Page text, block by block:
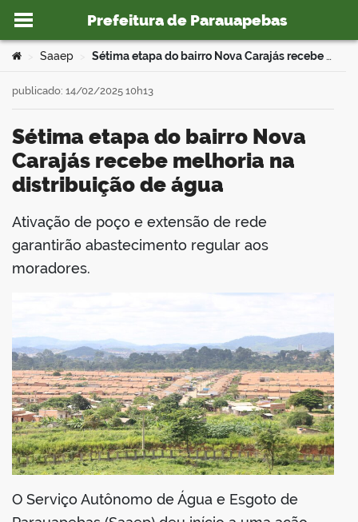
Ir para o conteúdo
Prefeitura de Parauapebas
portal
Você está aqui:
Saaep Sétima etapa do bairro Nova Carajás recebe melhoria na distribuição de água
Sétima etapa do bairro Nova
Carajás recebe melhoria na
distribuição de água
publicado: 14/02/2025 10h13
Ativação de poço e extensão de rede
garantirão abastecimento regular aos
moradores.
O Serviço Autônomo de Água e Esgoto de